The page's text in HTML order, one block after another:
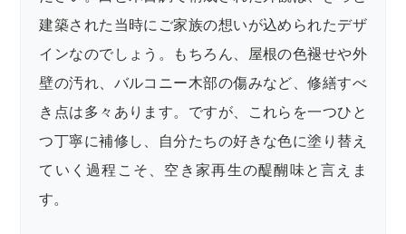
建築された当時にご家族の想いが込められたデザ
インなのでしょう。もちろん、屋根の色褪せや外
壁の汚れ、バルコニー木部の傷みなど、修繕すべ
き点は多々あります。ですが、これらを一つひと
つ丁寧に補修し、自分たちの好きな色に塗り替え
ていく過程こそ、空き家再生の醍醐味と言えま
す。